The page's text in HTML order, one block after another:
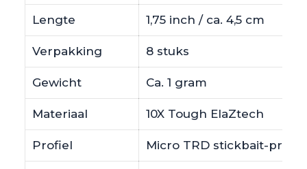
Lengte 1,75 inch / ca. 4,5 cm
Verpakking 8 stuks
Gewicht Ca. 1 gram
Materiaal 10X Tough ElaZtech
Profiel Micro TRD stickbait-